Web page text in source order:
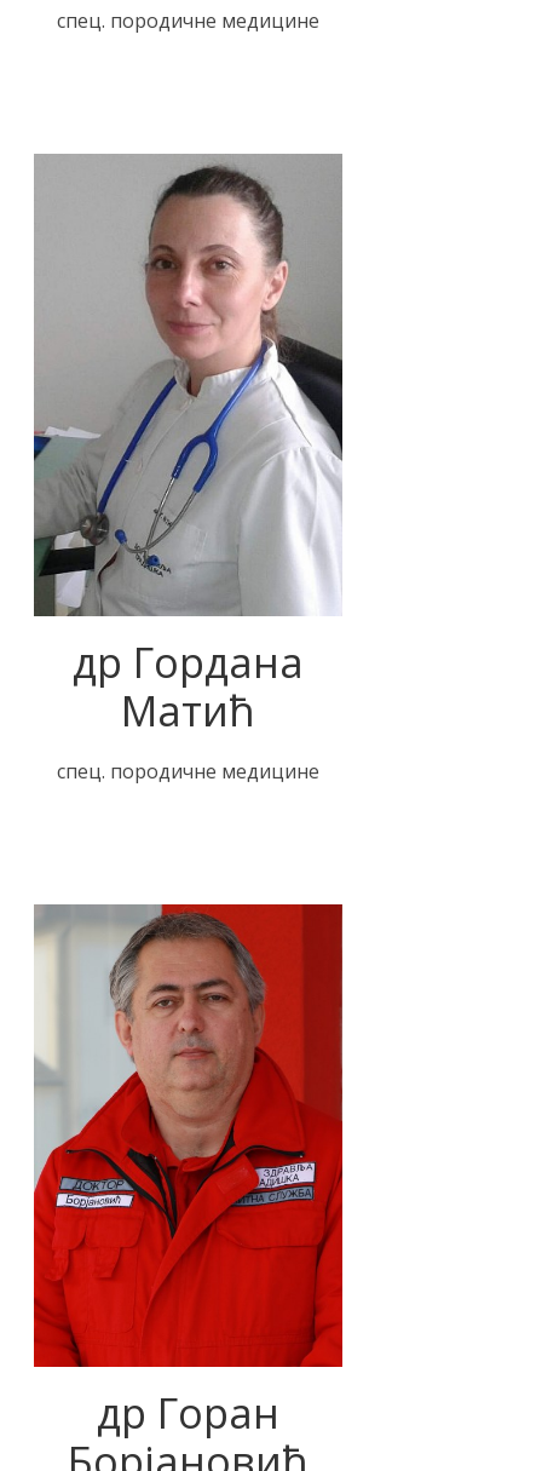
спец. породичне медицине
др Гордана
Матић
спец. породичне медицине
др Горан